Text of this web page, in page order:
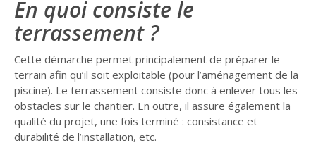
En quoi consiste le
terrassement ?
Cette démarche permet principalement de préparer le
terrain afin qu’il soit exploitable (pour l’aménagement de la
piscine). Le terrassement consiste donc à enlever tous les
obstacles sur le chantier. En outre, il assure également la
qualité du projet, une fois terminé : consistance et
durabilité de l’installation, etc.